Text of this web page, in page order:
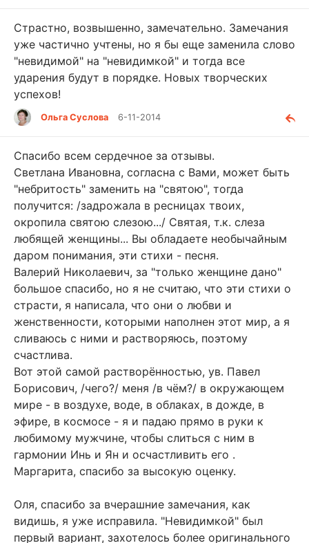
Страстно, возвышенно, замечательно. Замечания
уже частично учтены, но я бы еще заменила слово
"невидимой" на "невидимкой" и тогда все
ударения будут в порядке. Новых творческих
успехов!
Ольга Суслова 6-11-2014
Спасибо всем сердечное за отзывы.
Светлана Ивановна, согласна с Вами, может быть
"небритость" заменить на "святою", тогда
получится: /задрожала в ресницах твоих,
окропила святою слезою.../ Святая, т.к. слеза
любящей женщины... Вы обладаете необычайным
даром понимания, эти стихи - песня.
Валерий Николаевич, за "только женщине дано"
большое спасибо, но я не считаю, что эти стихи о
страсти, я написала, что они о любви и
женственности, которыми наполнен этот мир, а я
сливаюсь с ними и растворяюсь, поэтому
счастлива.
Вот этой самой растворённостью, ув. Павел
Борисович, /чего?/ меня /в чём?/ в окружающем
мире - в воздухе, воде, в облаках, в дожде, в
эфире, в космосе - я и падаю прямо в руки к
любимому мужчине, чтобы слиться с ним в
гармонии Инь и Ян и осчастливить его .
Маргарита, спасибо за высокую оценку.
Оля, спасибо за вчерашние замечания, как
видишь, я уже исправила. "Невидимкой" был
первый вариант, захотелось более оригинального